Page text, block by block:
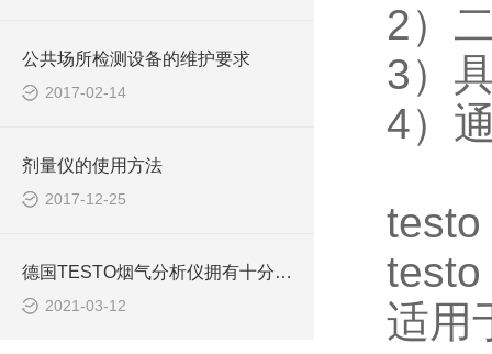
公共场所检测设备的维护要求
2017-02-14
剂量仪的使用方法
2017-12-25
德国TESTO烟气分析仪拥有十分*的功能
2021-03-12
2）
3）
4）
testo
适用